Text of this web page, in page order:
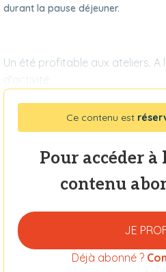
durant la pause déjeuner.
Un été profitable aux ateliers. A
d'activité
Ce contenu est
Pour accéder
contenu
JE
Déjà abonné ?